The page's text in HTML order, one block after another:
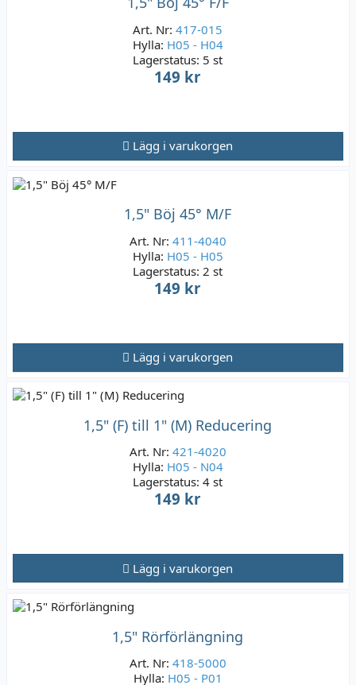
Art. Nr:417-015
Hylla: H05 - H04
Lagerstatus: 5 st
149 kr
Lägg i varukorgen
1,5" Böj 45° M/F
Art. Nr: 411-4040
Hylla: H05 - H05
Lagerstatus: 2 st
149 kr
Lägg i varukorgen
1,5" (F) till 1" (M) Reducering
Art. Nr: 421-4020
Hylla: H05 - N04
Lagerstatus:4 st
149 kr
Lägg i varukorgen
1,5" Rörförlängning
Art. Nr: 418-5000
Hylla: H05 - P01